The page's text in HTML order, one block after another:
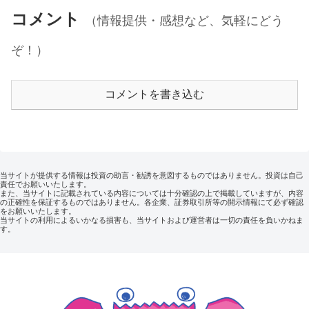
コメント
（情報提供・感想など、気軽にどう
ぞ！）
コメントを書き込む
当サイトが提供する情報は投資の助言・勧誘を意図するものではありません。投資は自己
責任でお願いいたします。
また、当サイトに記載されている内容については十分確認の上で掲載していますが、内容
の正確性を保証するものではありません。各企業、証券取引所等の開示情報にて必ず確認
をお願いいたします。
当サイトの利用によるいかなる損害も、当サイトおよび運営者は一切の責任を負いかねま
す。